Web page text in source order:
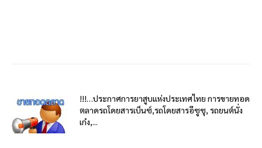
!!!…ประกาศการยาสูบแห่งประเทศไทย การขายทอด
ตลาดรถโดยสารเบ็นซ์,รถโดยสารอีซูซุ, รถยนต์นั่ง
เก๋ง,...